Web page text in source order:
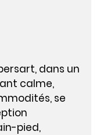
dans un
calme,
se
pied,